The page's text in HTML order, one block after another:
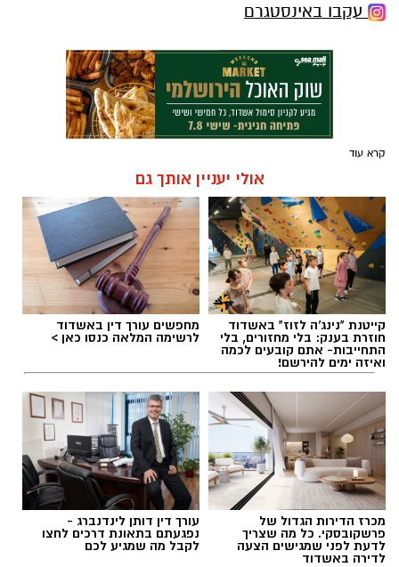
עקבו באינסטגרם
קרא עוד
אולי יעניין אותך גם
קייטנת "נינג'ה לזוז" באשדוד
חוזרת בענק: בלי מחזורים, בלי
התחייבות- אתם קובעים לכמה
ואיזה ימים להירשם!
מחפשים עורך דין באשדוד
לרשימה המלאה כנסו כאן >
מכרז הדירות הגדול של
פרשקובסקי. כל מה שצריך
לדעת לפני שמגישים הצעה
לדירה באשדוד
עורך דין דותן לינדנברג -
נפגעתם בתאונת דרכים לחצו
לקבל מה שמגיע לכם